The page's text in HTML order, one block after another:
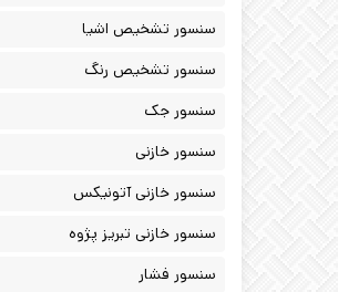
سنسور تشخیص اشیا
سنسور تشخیص رنگ
سنسور جک
سنسور خازنی
سنسور خازنی آتونیکس
سنسور خازنی تبریز پژوه
سنسور فشار